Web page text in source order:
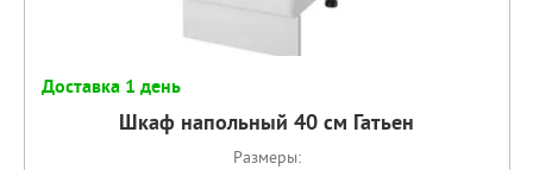
Доставка 1 день
Шкаф напольный 40 см Гатьен
Размеры: